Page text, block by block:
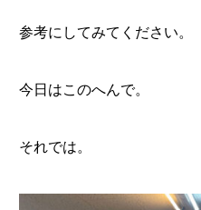
参考にしてみてください。
今日はこのへんで。
それでは。